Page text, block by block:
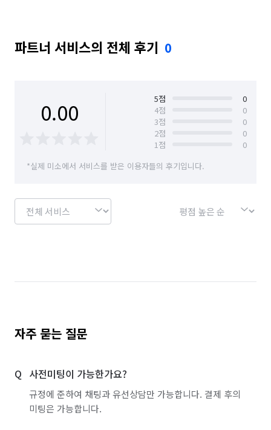
파트너 서비스의 전체 후기 0
0.00 5점
0
4점
0
3점
0
2점
0
1점
0
*실제 미소에서 서비스를 받은 이용자들의 후기입니다.
자주 묻는 질문
사전미팅이 가능한가요?
규정에 준하여 채팅과 유선상담만 가능합니다. 결제 후의
미팅은 가능합니다.